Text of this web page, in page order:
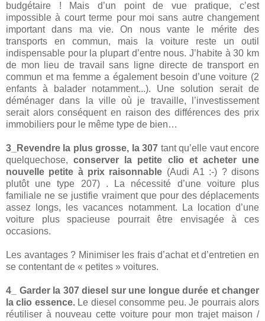
budgétaire ! Mais d’un point de vue pratique, c’est
impossible à court terme pour moi sans autre changement
important dans ma vie. On nous vante le mérite des
transports en commun, mais la voiture reste un outil
indispensable pour la plupart d’entre nous. J’habite à 30 km
de mon lieu de travail sans ligne directe de transport en
commun et ma femme a également besoin d’une voiture (2
enfants à balader notamment...). Une solution serait de
déménager dans la ville où je travaille, l’investissement
serait alors conséquent en raison des différences des prix
immobiliers pour le même type de bien…
3_Revendre la plus grosse, la 307 tant qu’elle vaut encore
quelquechose,conserver la petite clio et acheter une
nouvelle petite à prix raisonnable (Audi A1 :-) ? disons
plutôt une type 207) . La nécessité d’une voiture plus
familiale ne se justifie vraiment que pour des déplacements
assez longs, les vacances notamment. La location d’une
voiture plus spacieuse pourrait être envisagée à ces
occasions.
Les avantages ? Minimiser les frais d’achat et d’entretien en
se contentant de « petites » voitures.
4_ Garder la 307 diesel sur une longue durée et changer
la clio essence.Le diesel consomme peu. Je pourrais alors
réutiliser à nouveau cette voiture pour mon trajet maison /